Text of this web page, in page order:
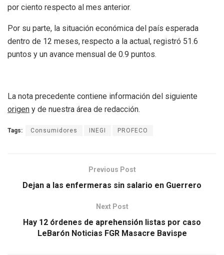
por ciento respecto al mes anterior.
Por su parte, la situación económica del país esperada
dentro de 12 meses, respecto a la actual, registró 51.6
puntos y un avance mensual de 0.9 puntos.
La nota precedente contiene información del siguiente
origen y de nuestra área de redacción.
Tags: Consumidores INEGI PROFECO
Previous Post
Dejan a las enfermeras sin salario en Guerrero
Next Post
Hay 12 órdenes de aprehensión listas por caso
LeBarón Noticias FGR Masacre Bavispe